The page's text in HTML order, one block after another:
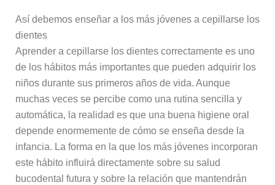
Así debemos enseñar a los más jóvenes a cepillarse los
dientes
Aprender a cepillarse los dientes correctamente es uno
de los hábitos más importantes que pueden adquirir los
niños durante sus primeros años de vida. Aunque
muchas veces se percibe como una rutina sencilla y
automática, la realidad es que una buena higiene oral
depende enormemente de cómo se enseña desde la
infancia. La forma en la que los más jóvenes incorporan
este hábito influirá directamente sobre su salud
bucodental futura y sobre la relación que mantendrán